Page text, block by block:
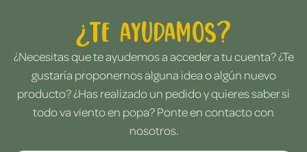
¿Te ayudamos?
¿Necesitas que te ayudemos a acceder a tu cuenta? ¿Te
gustaría proponernos alguna idea o algún nuevo
producto? ¿Has realizado un pedido y quieres saber si
todo va viento en popa? Ponte en contacto con
nosotros.